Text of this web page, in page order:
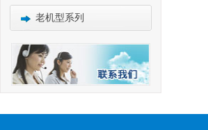
老机型系列